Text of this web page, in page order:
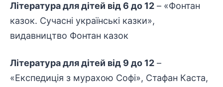
Література для дітей від 6 до 12 – «Фонтан
казок. Сучасні українські казки»,
видавництво Фонтан казок
Література для дітей від 9 до 12 –
«Експедиція з мурахою Софі», Стафан Каста,